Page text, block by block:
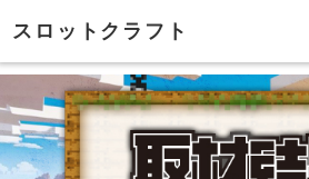
スロットクラフト